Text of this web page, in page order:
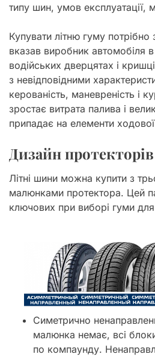
типу шин, умов експлуатації,
Купувати літню гуму
вказав виробник автомобіля в
водійських дверцятах і
з невідповідними
керованість, маневреність і
зростає витрата палива і
припадає на елементи
Дизайн протекторів
Літні шини можна купити з
малюнками протектора. Цей
ключових при виборі гуми для
Симетрично
малюнка немає, всі
по компаунду.